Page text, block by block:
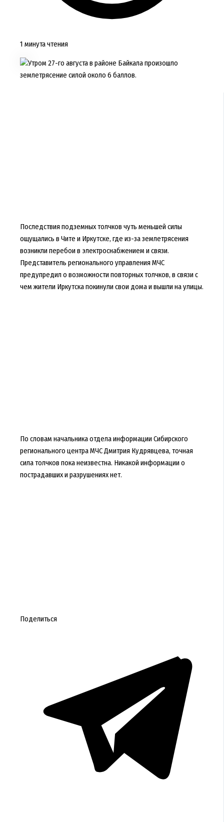
1 минута чтения
Утром 27-го августа в районе Байкала произошло
землетрясение силой около 6 баллов.
Последствия подземных толчков чуть меньшей силы
ощущались в Чите и Иркутске, где из-за землетрясения
возникли перебои в электроснабжением и связи.
Представитель регионального управления МЧС
предупредил о возможности повторных толчков, в связи с
чем жители Иркутска покинули свои дома и вышли на улицы.
По словам начальника отдела информации Сибирского
регионального центра МЧС Дмитрия Кудрявцева, точная
сила толчков пока неизвестна. Никакой информации о
пострадавших и разрушениях нет.
Поделиться